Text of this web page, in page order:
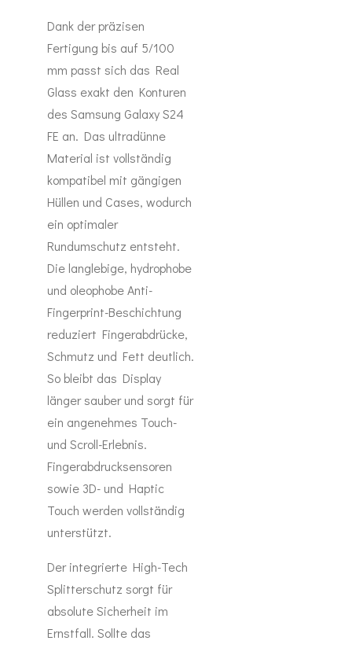
Dank der präzisen
Fertigung bis auf 5/100
mm passt sich das Real
Glass exakt den Konturen
des Samsung Galaxy S24
FE an. Das ultradünne
Material ist vollständig
kompatibel mit gängigen
Hüllen und Cases, wodurch
ein optimaler
Rundumschutz entsteht.
Die langlebige, hydrophobe
und oleophobe Anti-
Fingerprint-Beschichtung
reduziert Fingerabdrücke,
Schmutz und Fett deutlich.
So bleibt das Display
länger sauber und sorgt für
ein angenehmes Touch-
und Scroll-Erlebnis.
Fingerabdrucksensoren
sowie 3D- und Haptic
Touch werden vollständig
unterstützt.
Der integrierte High-Tech
Splitterschutz sorgt für
absolute Sicherheit im
Ernstfall. Sollte das